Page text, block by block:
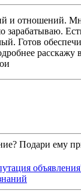
и отношений.
зарабатываю.
Готов
расскажу
Подари ему